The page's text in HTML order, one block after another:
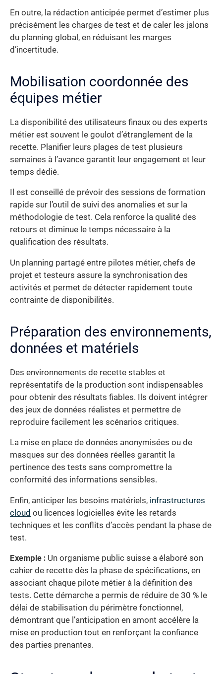
En outre, la rédaction anticipée permet d’estimer plus
précisément les charges de test et de caler les jalons
du planning global, en réduisant les marges
d’incertitude.
Mobilisation coordonnée des
équipes métier
La disponibilité des utilisateurs finaux ou des experts
métier est souvent le goulot d’étranglement de la
recette. Planifier leurs plages de test plusieurs
semaines à l’avance garantit leur engagement et leur
temps dédié.
Il est conseillé de prévoir des sessions de formation
rapide sur l’outil de suivi des anomalies et sur la
méthodologie de test. Cela renforce la qualité des
retours et diminue le temps nécessaire à la
qualification des résultats.
Un planning partagé entre pilotes métier, chefs de
projet et testeurs assure la synchronisation des
activités et permet de détecter rapidement toute
contrainte de disponibilités.
Préparation des environnements,
données et matériels
Des environnements de recette stables et
représentatifs de la production sont indispensables
pour obtenir des résultats fiables. Ils doivent intégrer
des jeux de données réalistes et permettre de
reproduire facilement les scénarios critiques.
La mise en place de données anonymisées ou de
masques sur des données réelles garantit la
pertinence des tests sans compromettre la
conformité des informations sensibles.
Enfin, anticiper les besoins matériels, infrastructures
cloud ou licences logicielles évite les retards
techniques et les conflits d’accès pendant la phase de
test.
Exemple : Un organisme public suisse a élaboré son
cahier de recette dès la phase de spécifications, en
associant chaque pilote métier à la définition des
tests. Cette démarche a permis de réduire de 30 % le
délai de stabilisation du périmètre fonctionnel,
démontrant que l’anticipation en amont accélère la
mise en production tout en renforçant la confiance
des parties prenantes.